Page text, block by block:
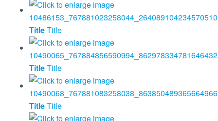
TitleTitle
TitleTitle
TitleTitle